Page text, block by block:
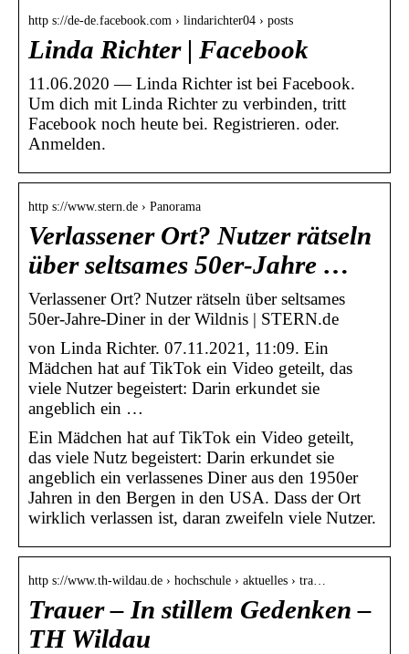
http s://de-de.facebook.com › lindarichter04 › posts
Linda Richter | Facebook
11.06.2020 — Linda Richter ist bei Facebook.
Um dich mit Linda Richter zu verbinden, tritt
Facebook noch heute bei. Registrieren. oder.
Anmelden.
http s://www.stern.de › Panorama
Verlassener Ort? Nutzer rätseln
über seltsames 50er-Jahre …
Verlassener Ort? Nutzer rätseln über seltsames
50er-Jahre-Diner in der Wildnis | STERN.de
von Linda Richter. 07.11.2021, 11:09. Ein
Mädchen hat auf TikTok ein Video geteilt, das
viele Nutzer begeistert: Darin erkundet sie
angeblich ein …
Ein Mädchen hat auf TikTok ein Video geteilt,
das viele Nutz begeistert: Darin erkundet sie
angeblich ein verlassenes Diner aus den 1950er
Jahren in den Bergen in den USA. Dass der Ort
wirklich verlassen ist, daran zweifeln viele Nutzer.
http s://www.th-wildau.de › hochschule › aktuelles › tra…
Trauer – In stillem Gedenken –
TH Wildau